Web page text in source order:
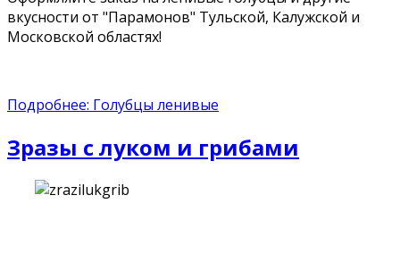
вкусности от "Парамонов" Тульской, Калужской и
Московской областях!
Подробнее: Голубцы ленивые
Зразы с луком и грибами